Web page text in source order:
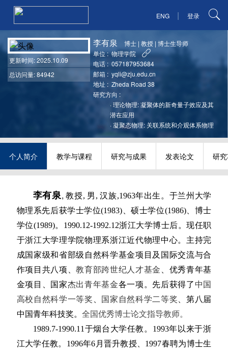
ENG | 登录
更新时间: 2025.10.09
总访问量: 84942
李有泉 博士 |教授 |博士生导师
单位 : 物理学院
电话 : 057187953684
邮箱 : yqli@zju.edu.cn
地址 : Zheda Road 38
研究方向 :
·理论物理: 凝聚体的新奇量子效应及其
潜在应用
·凝聚态物理: 关联系统和介观体系物理
个人简介 教学与课程 研究与成果 发表论文 研
李有泉,教授, 男, 汉族,1963年出生。于兰州大学
物理系先后获学士学位(1983)、硕士学位(1986)、博士
学位(1989)。1990.12-1992.12浙江大学博士后。现任职
于浙江大学理学院物理系浙江近代物理中心。主持完
成国家级和省部级自然科学基金项目及国际交流与合
作项目共八项、教育部跨世纪人才基金
、优秀青年基
金项目、国家杰出青年基金各一项。先后获得了 中国
高校自然科学一等奖
国家自然科学二等奖
第八届
中国青年科技奖。 全国优秀博士论文指导教师。
1989.7-1990.11于烟台大学任教。1993年以来于浙
江大学任教。1996年6月晋升教授、1997春聘为博士生